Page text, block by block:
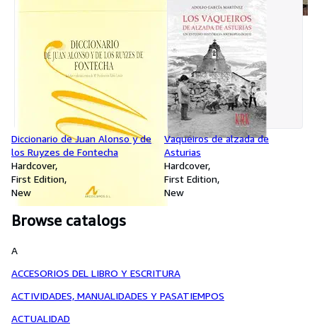
Diccionario de Juan Alonso y de
los Ruyzes de Fontecha
Hardcover
First Edition
New
Vaqueiros de alzada de
Asturias
Hardcover
First Edition
New
Browse catalogs
A
ACCESORIOS DEL LIBRO Y ESCRITURA
ACTIVIDADES, MANUALIDADES Y PASATIEMPOS
ACTUALIDAD